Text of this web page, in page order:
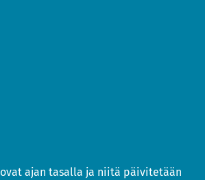
ajan tasalla ja niitä päivitetään